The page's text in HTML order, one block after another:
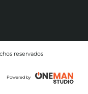
reservados
Powered by